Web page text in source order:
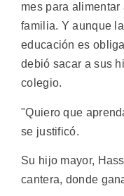
mes para alimentar
familia. Y aunque la
educación es
debió sacar a sus
colegio.
"Quiero que
se justificó.
Su hijo mayor,
cantera, donde